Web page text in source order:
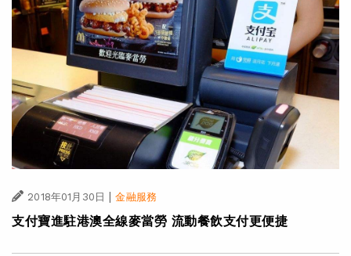
2018年01月30日 | 金融服務
支付寶進駐港澳全線麥當勞 流動餐飲支付更便捷